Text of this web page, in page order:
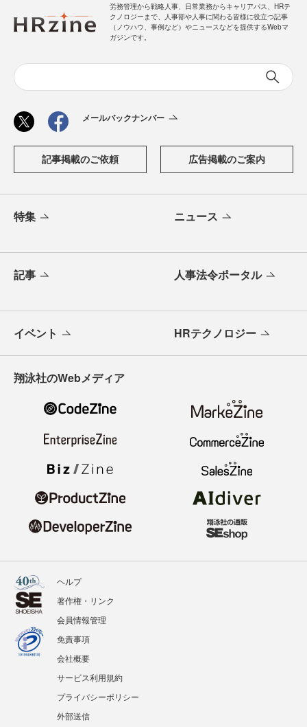
労務管理から戦略人事、日常業務からキャリアパス、HRテ
クノロジーまで、人事部や人事に関わる皆様に役立つ記事
（ノウハウ、事例など）やニュースなどを提供するWebマ
ガジンです。
メールバックナンバー
記事掲載のご依頼 広告掲載のご案内
特集 ニュース
記事 人事法令ポータル
イベント HRテクノロジー
翔泳社のWebメディア
ヘルプ
著作権・リンク
会員情報管理
免責事項
会社概要
サービス利用規約
プライバシーポリシー
外部送信